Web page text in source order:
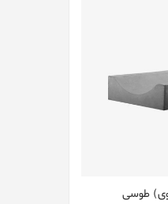
طوسی